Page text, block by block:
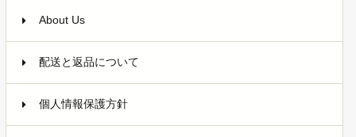
About Us
配送と返品について
個人情報保護方針